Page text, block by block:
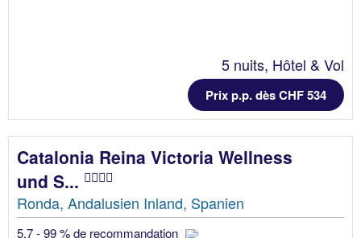
5 nuits, Hôtel & Vol
Prix p.p. dès CHF 534
Catalonia Reina Victoria Wellness
und S...
Ronda, Andalusien Inland, Spanien
5.7 - 99 % de recommandation